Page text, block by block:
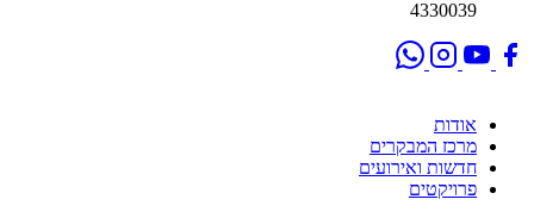
4330039
אודות
מרכז המבקרים
חדשות ואירועים
פרויקטים